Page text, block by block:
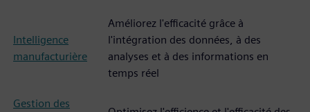
Intelligence
manufacturière
Améliorez l'efficacité grâce à
l'intégration des données, à des
analyses et à des informations en
temps réel
Gestion des